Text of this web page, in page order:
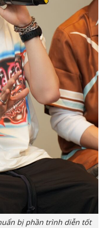
bị phần trình diễn tốt